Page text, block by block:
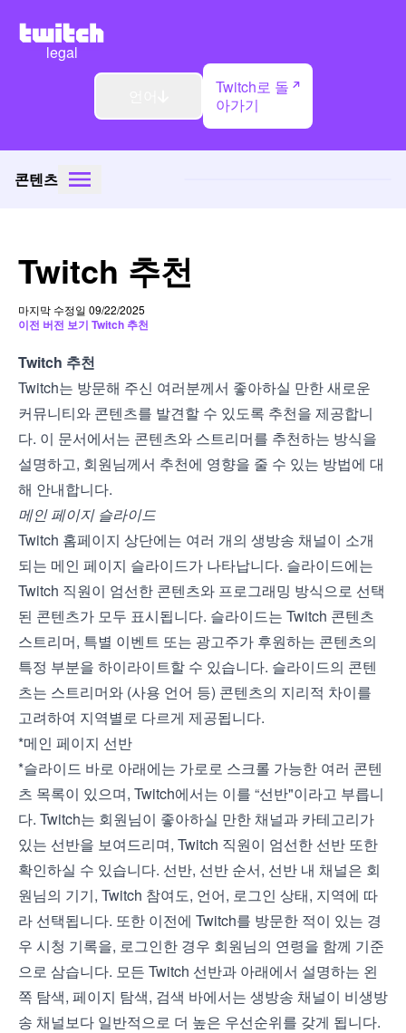
legal
Twitch로 돌
아가기
콘텐츠
Twitch 추천
마지막 수정일 09/22/2025
이전 버전 보기 Twitch 추천
Twitch 추천
Twitch는 방문해 주신 여러분께서 좋아하실 만한 새로운
커뮤니티와 콘텐츠를 발견할 수 있도록 추천을 제공합니
다. 이 문서에서는 콘텐츠와 스트리머를 추천하는 방식을
설명하고, 회원님께서 추천에 영향을 줄 수 있는 방법에 대
해 안내합니다.
메인 페이지 슬라이드
Twitch 홈페이지 상단에는 여러 개의 생방송 채널이 소개
되는 메인 페이지 슬라이드가 나타납니다. 슬라이드에는
Twitch 직원이 엄선한 콘텐츠와 프로그래밍 방식으로 선택
된 콘텐츠가 모두 표시됩니다. 슬라이드는 Twitch 콘텐츠
스트리머, 특별 이벤트 또는 광고주가 후원하는 콘텐츠의
특정 부분을 하이라이트할 수 있습니다. 슬라이드의 콘텐
츠는 스트리머와 (사용 언어 등) 콘텐츠의 지리적 차이를
고려하여 지역별로 다르게 제공됩니다.
*메인 페이지 선반
*슬라이드 바로 아래에는 가로로 스크롤 가능한 여러 콘텐
츠 목록이 있으며, Twitch에서는 이를 “선반"이라고 부릅니
다. Twitch는 회원님이 좋아하실 만한 채널과 카테고리가
있는 선반을 보여드리며, Twitch 직원이 엄선한 선반 또한
확인하실 수 있습니다. 선반, 선반 순서, 선반 내 채널은 회
원님의 기기, Twitch 참여도, 언어, 로그인 상태, 지역에 따
라 선택됩니다. 또한 이전에 Twitch를 방문한 적이 있는 경
우 시청 기록을, 로그인한 경우 회원님의 연령을 함께 기준
으로 삼습니다. 모든 Twitch 선반과 아래에서 설명하는 왼
쪽 탐색, 페이지 탐색, 검색 바에서는 생방송 채널이 비생방
송 채널보다 일반적으로 더 높은 우선순위를 갖게 됩니다.